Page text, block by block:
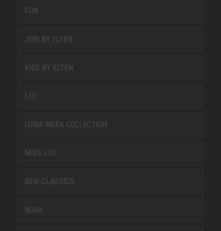
FUN
JORI BY ELTEN
KIDS BY ELTEN
L10
LOWA WORK COLLECTION
MISS L10
NEW CLASSICS
NOVA